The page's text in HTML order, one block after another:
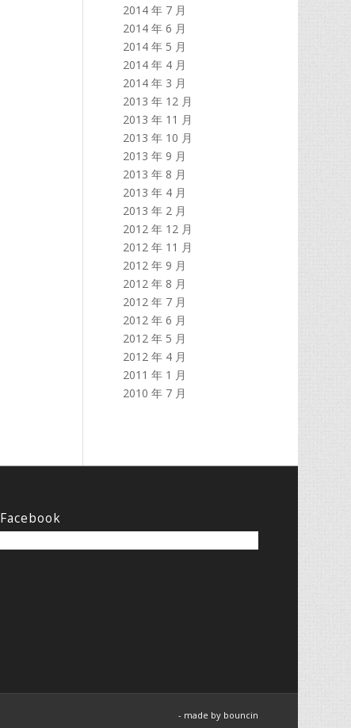
2014 年 7 月
2014 年 6 月
2014 年 5 月
2014 年 4 月
2014 年 3 月
2013 年 12 月
2013 年 11 月
2013 年 10 月
2013 年 9 月
2013 年 8 月
2013 年 4 月
2013 年 2 月
2012 年 12 月
2012 年 11 月
2012 年 9 月
2012 年 8 月
2012 年 7 月
2012 年 6 月
2012 年 5 月
2012 年 4 月
2011 年 1 月
2010 年 7 月
Facebook
- made by bouncin